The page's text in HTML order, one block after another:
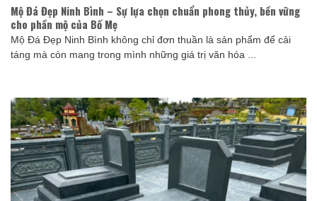
Mộ Đá Đẹp Ninh Bình – Sự lựa chọn chuẩn phong thủy, bền vững
cho phần mộ của Bố Mẹ
Mộ Đá Đẹp Ninh Bình không chỉ đơn thuần là sản phẩm để cải
táng mà còn mang trong mình những giá trị văn hóa ...